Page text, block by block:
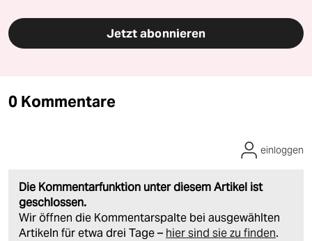
Jetzt abonnieren
0 Kommentare
Die Kommentarfunktion unter diesem Artikel ist
geschlossen.
Wir öffnen die Kommentarspalte bei ausgewählten
Artikeln für etwa drei Tage – hier sind sie zu finden.
einloggen